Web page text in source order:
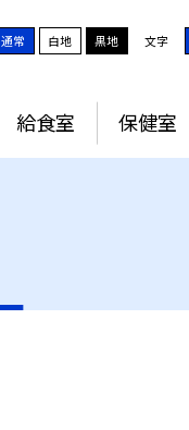
通常 白地 黒地 文字
給食室 保健室